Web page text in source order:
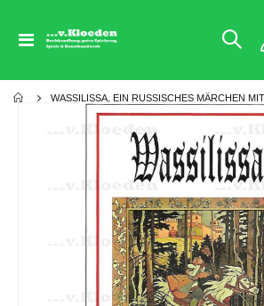
Navigation
WASSILISSA, EIN RUSSISCHES MÄRCHEN